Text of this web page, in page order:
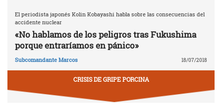
El periodista japonés Kolin Kobayashi habla sobre las consecuencias del
accidente nuclear
«No hablamos de los peligros tras Fukushima
porque entraríamos en pánico»
Subcomandante Marcos 18/07/2018
CRISIS DE GRIPE PORCINA